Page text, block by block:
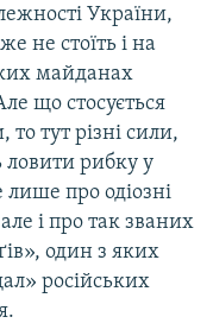
України,
не стоїть і на
майданах
що стосується
то тут різні сили,
ловити рибку у
про одіозні
і про так званих
один з яких
російських